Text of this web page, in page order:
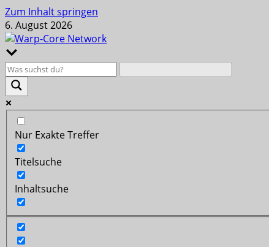
Zum Inhalt springen
6. August 2026
Nur Exakte Treffer
Titelsuche
Inhaltsuche